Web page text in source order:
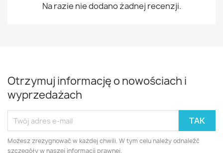
Na razie nie dodano żadnej recenzji.
Otrzymuj informację o nowościach i
wyprzedażach
Możesz zrezygnować w każdej chwili. W tym celu należy odnaleźć
szczegóły w naszej informacji prawnej.